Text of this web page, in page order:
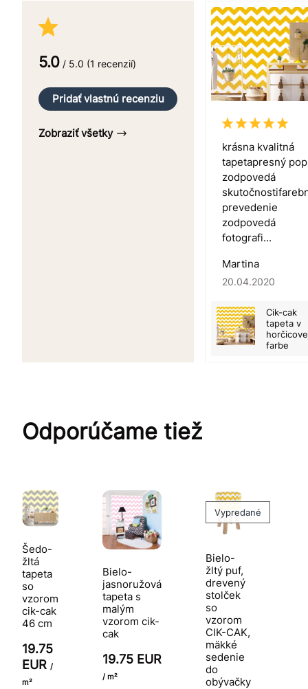
5.0 / 5.0 (1 recenzií)
Pridať vlastnú recenziu
Zobraziť všetky
krásna kvalitná
tapetapresný
zodpovedá
prevedenie
zodpovedá
fotografi...
Martina
20.04.2020
Cik-cak
tapeta v
farbe
Odporúčame tiež
Šedo-
žltá
tapeta
so
vzorom
cik-cak
46 cm
19.75
EUR /
m²
Bielo-
jasnoružová
tapeta s
malým
vzorom cik-
cak
19.75 EUR
/ m²
Vypredané
Bielo-
žltý puf,
drevený
stolček
so
vzorom
CIK-CAK,
mäkké
sedenie
do
obývačky